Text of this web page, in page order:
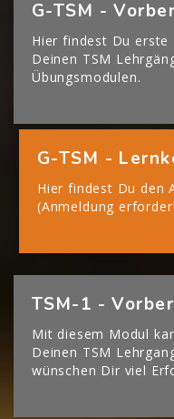
G-TSM -
Hier findest Du
Deinen TSM
Übungsmodulen.
G-TSM -
Hier findest Du den
(Anmeldung
[Cocoon] Boxes
TSM-1 -
Mit diesem Modul
Deinen TSM
wünschen Dir viel